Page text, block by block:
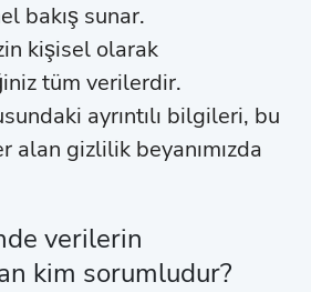
bakış sunar.
kişisel olarak
tüm verilerdir.
ayrıntılı bilgileri, bu
alan gizlilik beyanımızda
verilerin
kim sorumludur?